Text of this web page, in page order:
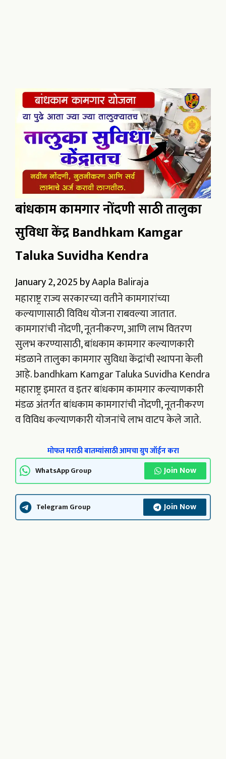
बांधकाम कामगार नोंदणी साठी तालुका
सुविधा केंद्र Bandhkam Kamgar
Taluka Suvidha Kendra
January 2, 2025byAapla Baliraja
महाराष्ट्र राज्य सरकारच्या वतीने कामगारांच्या
कल्याणासाठी विविध योजना राबवल्या जातात.
कामगारांची नोंदणी, नूतनीकरण, आणि लाभ वितरण
सुलभ करण्यासाठी, बांधकाम कामगार कल्याणकारी
मंडळाने तालुका कामगार सुविधा केंद्रांची स्थापना केली
आहे. bandhkam Kamgar Taluka Suvidha Kendra
महाराष्ट्र इमारत व इतर बांधकाम कामगार कल्याणकारी
मंडळ अंतर्गत बांधकाम कामगारांची नोंदणी, नूतनीकरण
व विविध कल्याणकारी योजनांचे लाभ वाटप केले जाते.
मोफत मराठी बातम्यांसाठी आमचा ग्रुप जॉईन करा
WhatsApp Group Join Now
Telegram Group Join Now